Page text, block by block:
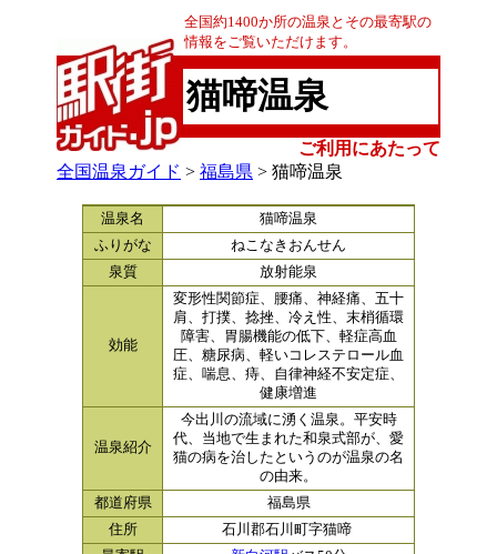
全国約1400か所の温泉とその最寄駅の
情報をご覧いただけます。
猫啼温泉
ご利用にあたって
全国温泉ガイド > 福島県 > 猫啼温泉
温泉名
猫啼温泉
ふりがな
ねこなきおんせん
泉質
放射能泉
効能
変形性関節症、腰痛、神経痛、五十
肩、打撲、捻挫、冷え性、末梢循環
障害、胃腸機能の低下、軽症高血
圧、糖尿病、軽いコレステロール血
症、喘息、痔、自律神経不安定症、
健康増進
温泉紹介
今出川の流域に湧く温泉。平安時
代、当地で生まれた和泉式部が、愛
猫の病を治したというのが温泉の名
の由来。
都道府県
福島県
住所
石川郡石川町字猫啼